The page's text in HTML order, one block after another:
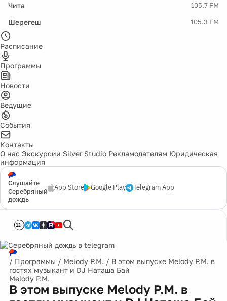
Чита 105.7 FM
Шерегеш 105.3 FM
Расписание
Программы
Новости
Ведущие
События
Контакты
О нас Экскурсии Silver Studio Рекламодателям Юридическая
информация
Слушайте
Серебряный
дождь
App Store Google Play Telegram App
12+
/ Программы / Melody P.M. / В этом выпуске Melody P.M. в
гостях музыкант и DJ Наташа Бай
Melody P.M.
В этом выпуске Melody P.M. в